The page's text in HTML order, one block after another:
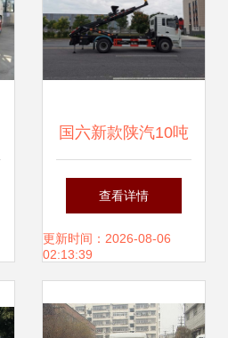
国六新款陕汽10吨
背罐车 高效运输的
专业解决方案
查看详情
更新时间：2026-08-06
02:13:39